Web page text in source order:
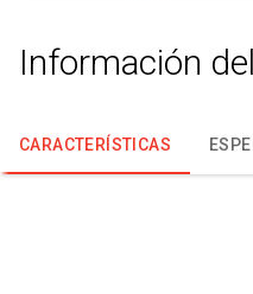
Información
CARACTERÍSTICAS